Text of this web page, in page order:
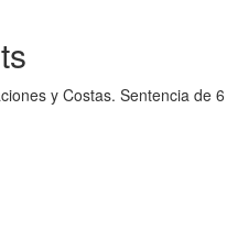
y Costas. Sentencia de 6